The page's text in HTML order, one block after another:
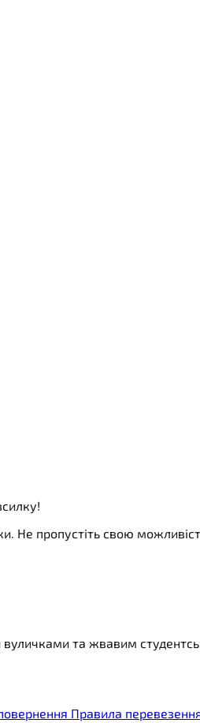
Не пропустіть свою
та жвавим
Правила